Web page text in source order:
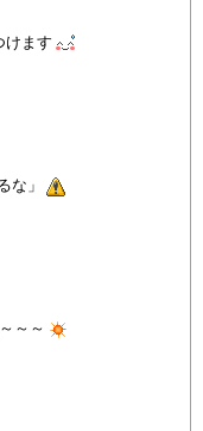
けます
な」
～～